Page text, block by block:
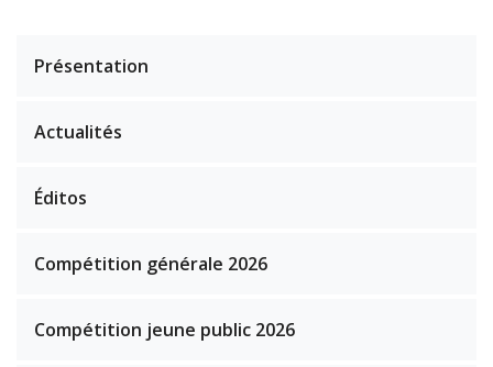
Présentation
Actualités
Éditos
Compétition générale 2026
Compétition jeune public 2026